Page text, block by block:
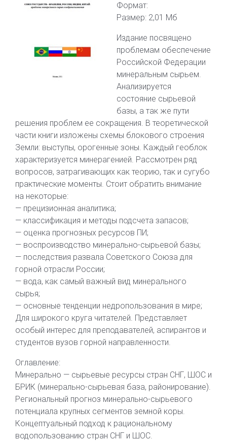
Формат:
Размер: 2,01 Мб
Издание посвящено
проблемам обеспечение
Российской Федерации
минеральным сырьем.
Анализируется
состояние сырьевой
базы, а так же пути
решения проблем ее сокращения. В теоретической
части книги изложены схемы блокового строения
Земли: выступы, орогенные зоны. Каждый геоблок
характеризуется минерагенией. Рассмотрен ряд
вопросов, затрагивающих как теорию, так и сугубо
практические моменты. Стоит обратить внимание
на некоторые:
— прецизионная аналитика;
— классификация и методы подсчета запасов;
— оценка прогнозных ресурсов ПИ;
— воспроизводство минерально-сырьевой базы;
— последствия развала Советского Союза для
горной отрасли России;
— вода, как самый важный вид минерального
сырья;
— основные тенденции недропользования в мире;
Для широкого круга читателей. Представляет
особый интерес для преподавателей, аспирантов и
студентов вузов горной направленности.
Оглавление:
Минерально — сырьевые ресурсы стран СНГ, ШОС и
БРИК (минерально-сырьевая база, районирование).
Региональный прогноз минерально-сырьевого
потенциала крупных сегментов земной коры.
Концептуальный подход к рациональному
водопользованию стран СНГ и ШОС.